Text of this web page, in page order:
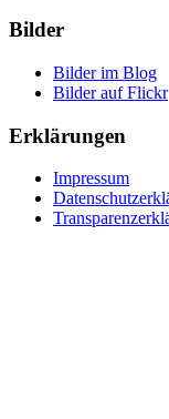
Bilder
Bilder im Blog
Bilder auf Flickr
Erklärungen
Impressum